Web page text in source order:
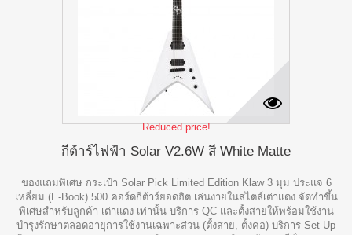
Reduced price!
กีต้าร์ไฟฟ้า Solar V2.6W สี White Matte
ของแถมพิเศษ กระเป๋า Solar Pick Limited Edition Klaw 3 มุม ประแจ 6
เหลี่ยม (E-Book) 500 คอร์ดกีต้าร์ยอดฮิต เล่นง่ายในสไตล์เต่าแดง จัดทำขึ้น
พิเศษสำหรับลูกค้า เต่าแดง เท่านั้น บริการ QC และตั้งสายให้พร้อมใช้งาน
บำรุงรักษาตลอดอายุการใช้งานเฉพาะส่วน (ตั้งสาย, ตั้งคอ) บริการ Set Up